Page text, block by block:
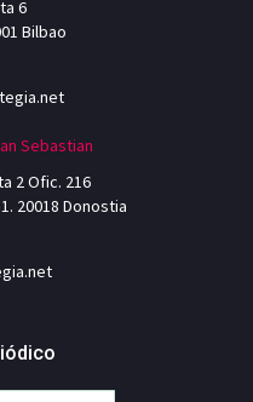
6
Bilbao
Sebastian
2 Ofic. 216
20018 Donostia